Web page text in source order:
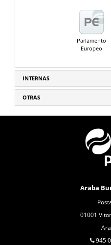
Parlamento
Europeo
INTERNAS
OTRAS
Araba
01001
945